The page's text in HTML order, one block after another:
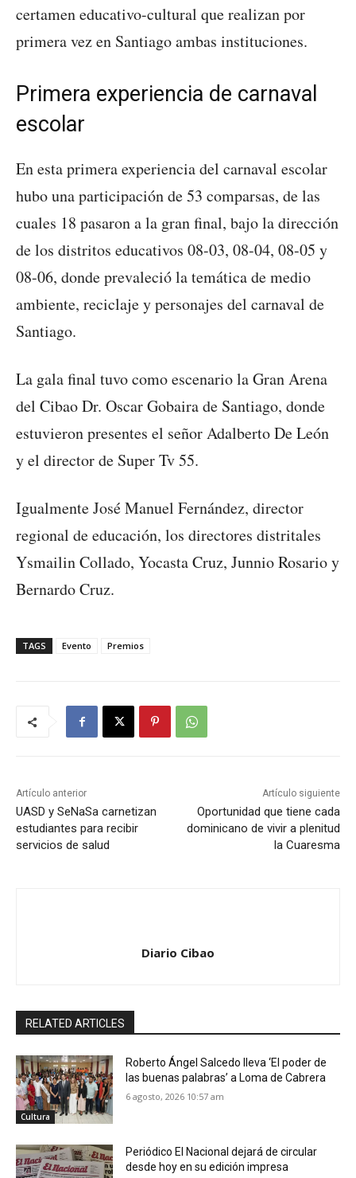
certamen educativo-cultural que realizan por
primera vez en Santiago ambas instituciones.
Primera experiencia de carnaval
escolar
En esta primera experiencia del carnaval escolar
hubo una participación de 53 comparsas, de las
cuales 18 pasaron a la gran final, bajo la dirección
de los distritos educativos 08-03, 08-04, 08-05 y
08-06, donde prevaleció la temática de medio
ambiente, reciclaje y personajes del carnaval de
Santiago.
La gala final tuvo como escenario la Gran Arena
del Cibao Dr. Oscar Gobaira de Santiago, donde
estuvieron presentes el señor Adalberto De León
y el director de Super Tv 55.
Igualmente José Manuel Fernández, director
regional de educación, los directores distritales
Ysmailin Collado, Yocasta Cruz, Junnio Rosario y
Bernardo Cruz.
TAGS Evento Premios
Artículo anterior
UASD y SeNaSa carnetizan
estudiantes para recibir
servicios de salud
Artículo siguiente
Oportunidad que tiene cada
dominicano de vivir a plenitud
la Cuaresma
Diario Cibao
RELATED ARTICLES
Cultura
Roberto Ángel Salcedo lleva ‘El poder de
las buenas palabras’ a Loma de Cabrera
6 agosto, 2026 10:57 am
Periódico El Nacional dejará de circular
desde hoy en su edición impresa